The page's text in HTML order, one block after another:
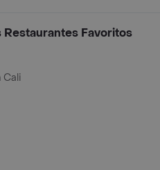
Restaurantes Favoritos